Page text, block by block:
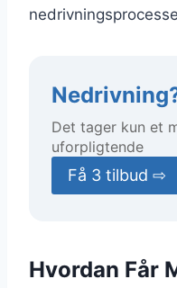
Det tager kun et
uforpligtende
Få 3 tilbud ⇨
Hvordan Får